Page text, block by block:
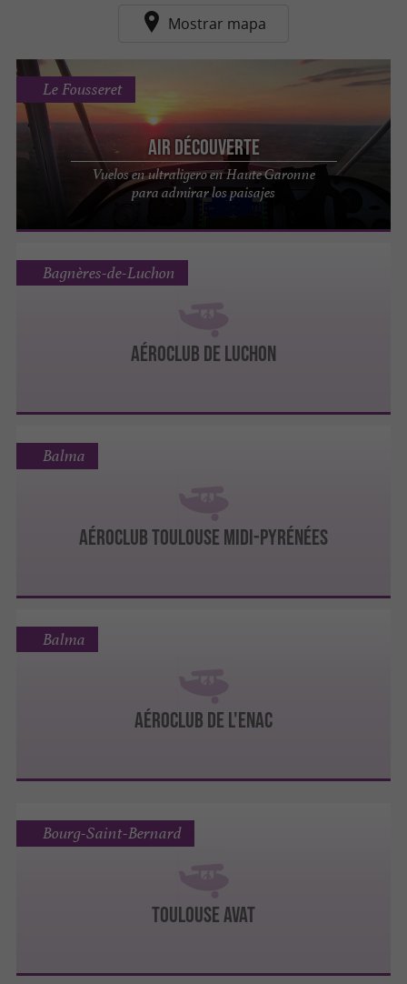
Mostrar mapa
Air Découverte
Vuelos en ultraligero en Haute Garonne
para admirar los paisajes
Le Fousseret
AÉROCLUB DE LUCHON
Bagnères-de-Luchon
AÉROCLUB TOULOUSE MIDI-PYRÉNÉES
Balma
AÉROCLUB DE L'ENAC
Balma
TOULOUSE AVAT
Bourg-Saint-Bernard